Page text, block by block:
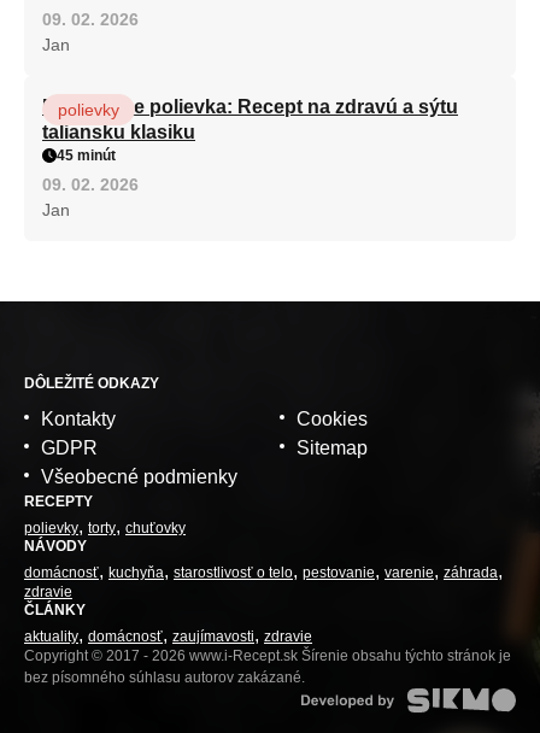
09. 02. 2026
Jan
Minestrone polievka: Recept na zdravú a sýtu
taliansku klasiku
polievky
45 minút
09. 02. 2026
Jan
DÔLEŽITÉ ODKAZY
Kontakty
GDPR
Všeobecné podmienky
Cookies
Sitemap
RECEPTY
polievky torty chuťovky
NÁVODY
domácnosť kuchyňa starostlivosť o telo pestovanie varenie
záhrada
zdravie
ČLÁNKY
aktuality domácnosť zaujímavosti
zdravie
Copyright © 2017 - 2026 www.i-Recept.sk Šírenie obsahu týchto stránok je
bez písomného súhlasu autorov zakázané.